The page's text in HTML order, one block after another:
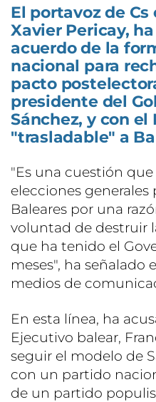
El portavoz de
Xavier Pericay,
acuerdo de la
nacional para
pacto
presidente del
Sánchez, y con el
"trasladable" a
"Es una cuestión
elecciones generales
Baleares por una
voluntad de destruir
que ha tenido el
meses", ha señalado
medios de
En esta línea, ha
Ejecutivo balear,
seguir el modelo de
con un partido
de un partido